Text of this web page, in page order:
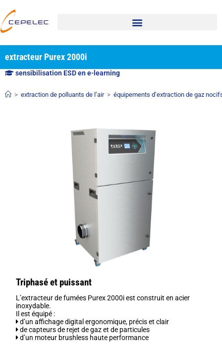
extracteur Purex 2000i
sensibilisation ESD en e-learning
> extraction de polluants de l’air > équipements d’extraction de gaz
Triphasé et puissant
L’extracteur de fumées Purex 2000i est construit en acier
inoxydable.
Il est équipé :
d’un affichage digital ergonomique, précis et clair
de capteurs de rejet de gaz et de particules
d’un moteur brushless haute performance